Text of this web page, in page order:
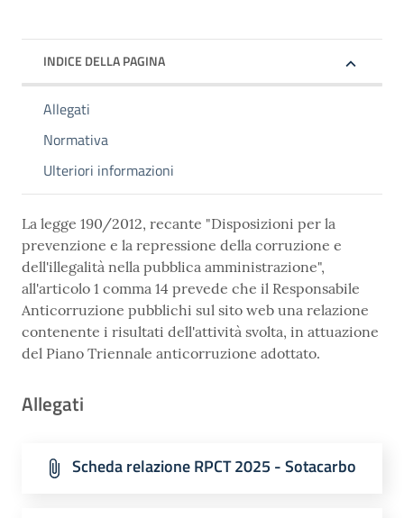
INDICE DELLA PAGINA
Allegati
Normativa
Ulteriori informazioni
La legge 190/2012, recante "Disposizioni per la
prevenzione e la repressione della corruzione e
dell'illegalità nella pubblica amministrazione",
all'articolo 1 comma 14 prevede che il Responsabile
Anticorruzione pubblichi sul sito web una relazione
contenente i risultati dell'attività svolta, in attuazione
del Piano Triennale anticorruzione adottato.
Allegati
Scheda relazione RPCT 2025 - Sotacarbo